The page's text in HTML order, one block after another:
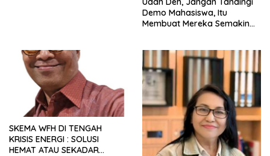
Demo Mahasiswa, Itu
Membuat Mereka Semakin
SKEMA WFH DI TENGAH
KRISIS ENERGI : SOLUSI
HEMAT ATAU SEKADAR